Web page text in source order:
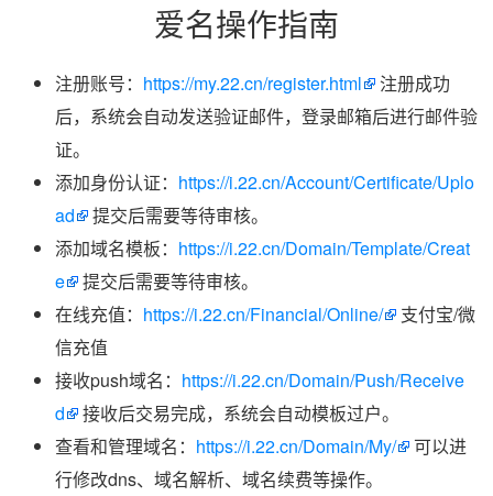
爱名操作指南
注册账号： https://my.22.cn/register.html
注册成功
后，系统会自动发送验证邮件，登录邮箱后进行邮件验
证。
添加身份认证： https://i.22.cn/Account/Certificate/Uplo
ad
提交后需要等待审核。
添加域名模板： https://i.22.cn/Domain/Template/Creat
e
提交后需要等待审核。
在线充值： https://i.22.cn/Financial/Online/
支付宝/微
信充值
接收push域名： https://i.22.cn/Domain/Push/Receive
d
接收后交易完成，系统会自动模板过户。
查看和管理域名： https://i.22.cn/Domain/My/
可以进
行修改dns、域名解析、域名续费等操作。